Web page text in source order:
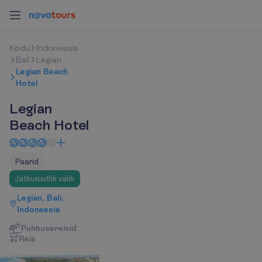
Kodu
Indoneesia
Bali
Legian
Legian Beach
Hotel
Legian
Beach Hotel
Paarid
Jätkusuutlik valik
Legian, Bali,
Indoneesia
Puhkusereisid
Reis